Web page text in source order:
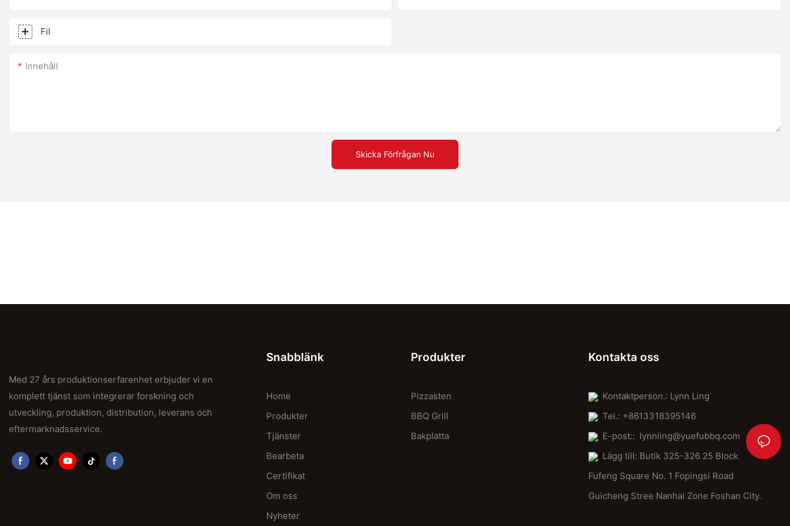
Fil
Innehåll
Skicka Förfrågan Nu
Med 27 års produktionserfarenhet erbjuder vi en
komplett tjänst som integrerar forskning och
utveckling, produktion, distribution, leverans och
eftermarknadsservice.
Snabblänk
Home
Produkter
Tjänster
Bearbeta
Certifikat
Om oss
Nyheter
Produkter
Pizzasten
BBQ Grill
Bakplatta
Kontakta oss
Kontaktperson.: Lynn Ling
Tel.: +8613318395146
E-post:: lynnling@yuefubbq.com
Lägg till: Butik 325-326 25 Block
Fufeng Square No. 1 Fopingsi Road
Guicheng Stree Nanhai Zone Foshan City.